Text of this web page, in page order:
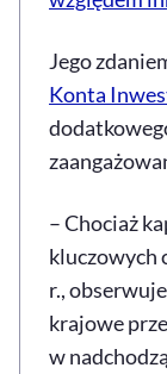
Jego
Konta
– Chociaż
kluczowych
r.,
krajowe
w